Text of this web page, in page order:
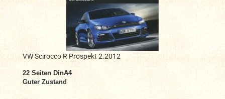
VW Scirocco R Prospekt 2.2012
22 Seiten DinA4
Guter Zustand